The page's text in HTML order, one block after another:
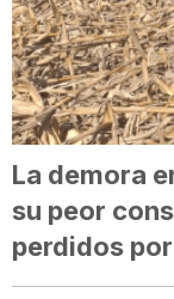
La demora
su peor
perdidos